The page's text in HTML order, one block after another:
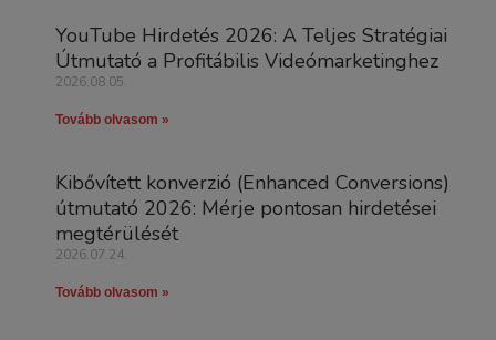
YouTube Hirdetés 2026: A Teljes Stratégiai
Útmutató a Profitábilis Videómarketinghez
2026.08.05.
Tovább olvasom »
Kibővített konverzió (Enhanced Conversions)
útmutató 2026: Mérje pontosan hirdetései
megtérülését
2026.07.24.
Tovább olvasom »